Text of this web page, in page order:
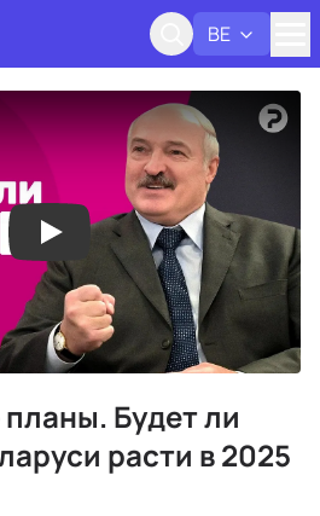
BE
Будет ли
расти в 2025